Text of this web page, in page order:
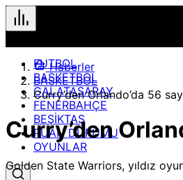
FUTBOL
BASKETBOL
GALATASARAY
FENERBAHÇE
BEŞİKTAŞ
PUAN DURUMU
OYUNLAR
Haberler
BASKETBOL
Curry’den Orlando’da 56
Curry’den
Golden State Warriors, yıldız